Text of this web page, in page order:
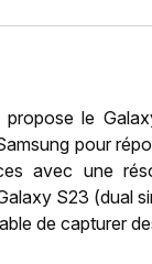
propose le
pour
avec une
S23 (dual
de capturer